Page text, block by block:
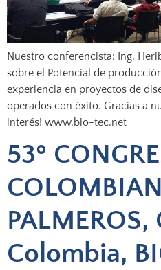
Nuestro conferencista: Ing.
sobre el Potencial de
experiencia en proyectos de
operados con éxito. Gracias a
interés! www.bio-tec.net
53º
PALMEROS,
Colombia,